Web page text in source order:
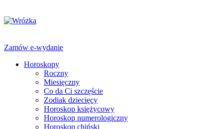
Zamów e-wydanie
Horoskopy
Roczny
Miesięczny
Co da Ci szczęście
Zodiak dziecięcy
Horoskop księżycowy
Horoskop numerologiczny
Horoskop chiński